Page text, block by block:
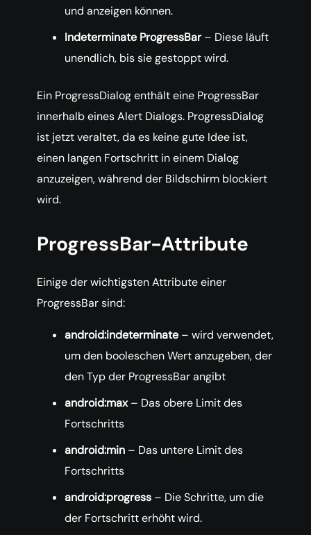
und anzeigen können.
Indeterminate ProgressBar– Diese läuft
unendlich, bis sie gestoppt wird.
Ein ProgressDialog enthält eine ProgressBar
innerhalb eines Alert Dialogs. ProgressDialog
ist jetzt veraltet, da es keine gute Idee ist,
einen langen Fortschritt in einem Dialog
anzuzeigen, während der Bildschirm blockiert
wird.
ProgressBar-Attribute
Einige der wichtigsten Attribute einer
ProgressBar sind:
android:indeterminate – wird verwendet,
um den booleschen Wert anzugeben, der
den Typ der ProgressBar angibt
android:max– Das obere Limit des
Fortschritts
android:min – Das untere Limit des
Fortschritts
android:progress – Die Schritte, um die
der Fortschritt erhöht wird.